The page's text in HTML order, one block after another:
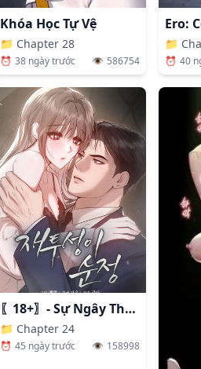
Khóa Học Tự Vệ
📁 Chapter 28
⏰ 38 ngày trước 👁️ 586754
📁
⏰ 40
〖18+〗- Sự Ngây Thơ Bị Vùi Lấp Trong Tro Tàn
📁 Chapter 24
⏰ 45 ngày trước 👁️ 158998